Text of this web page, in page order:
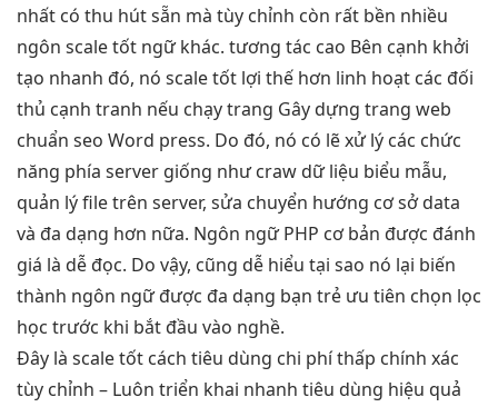
nhất có thu hútsẵn mà tùy chỉnh còn rất bền nhiều
ngôn scale tốt ngữ khác. tương tác cao Bên cạnh khởi
tạo nhanh đó, nó scale tốt lợi thế hơn linh hoạt các đối
thủ cạnh tranh nếu chạy trang Gây dựng trang web
chuẩn seo Word press. Do đó, nó có lẽ xử lý các chức
năng phía server giống như craw dữ liệu biểu mẫu,
quản lý file trên server, sửa chuyển hướng cơ sở data
và đa dạng hơn nữa. Ngôn ngữ PHP cơ bản được đánh
giá là dễ đọc. Do vậy, cũng dễ hiểu tại sao nó lại biến
thành ngôn ngữ được đa dạng bạn trẻ ưu tiên chọn lọc
học trước khi bắt đầu vào nghề.
Đây là scale tốt cách tiêu dùng chi phí thấp chính xác
tùy chỉnh – Luôn triển khai nhanh tiêu dùng hiệu quả